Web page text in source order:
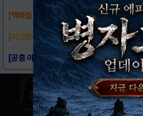
[백화점 소식] 발렌타인 룩
[시크릿 노트] 신규 컨텐츠 '역습' 업데..
[공홈 이벤트] 매일매일 출석체크, 주말마다 ..